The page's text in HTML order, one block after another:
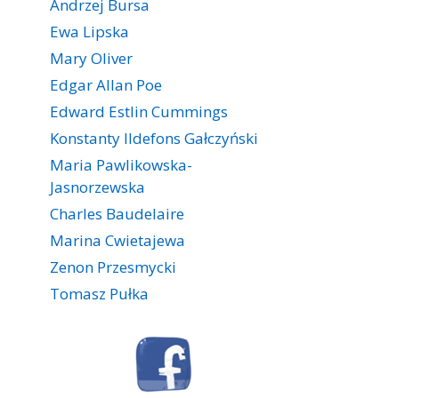
Andrzej Bursa
Ewa Lipska
Mary Oliver
Edgar Allan Poe
Edward Estlin Cummings
Konstanty Ildefons Gałczyński
Maria Pawlikowska-
Jasnorzewska
Charles Baudelaire
Marina Cwietajewa
Zenon Przesmycki
Tomasz Pułka